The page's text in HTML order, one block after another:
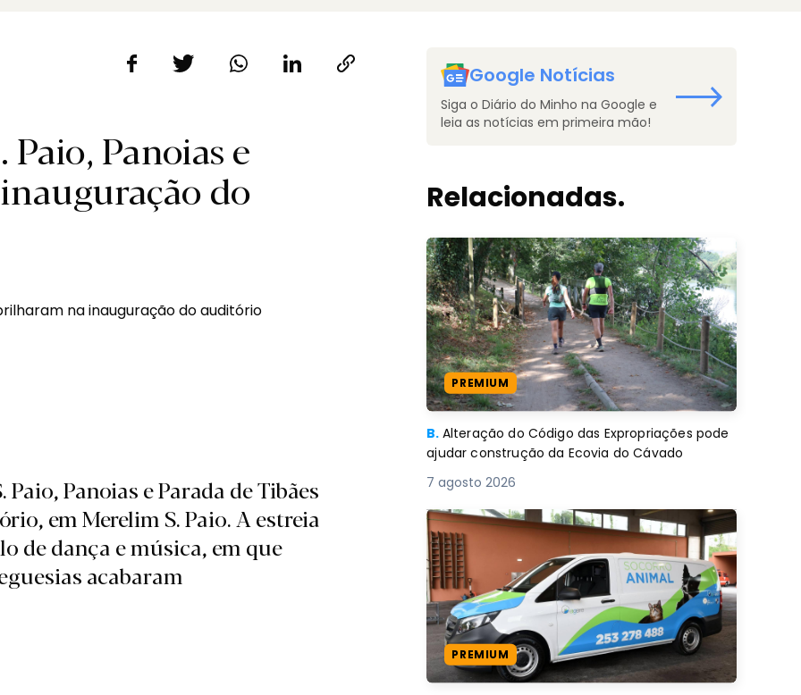
Panoias e
do
Panoias e Parada de Tibães
em Merelim S. Paio. A estreia
de dança e música, em que
acabaram
Google Notícias
Siga o Diário do Minho na Google e
leia as notícias em primeira mão!
Relacionadas.
PREMIUM
B. Alteração do Código das Expropriações pode
ajudar construção da Ecovia do Cávado
7 agosto 2026
PREMIUM